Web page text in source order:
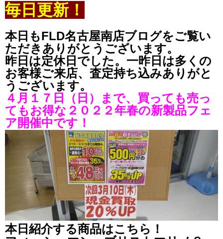
毎日更新！
本日もFLD名古屋南店ブログをご覧い
ただきありがとうございます。
昨日は定休日でした。一昨日は多くの
お客様ご来店、査定持ち込みありがと
うございます。
４月１７日（日）まで、買っても売っ
てもお得な２０２２年春の新製品フェ
ア開催中です！
本日紹介する商品はこちら！